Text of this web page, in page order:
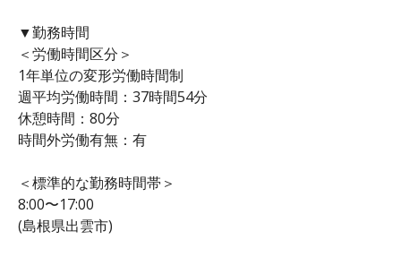
▼勤務時間
＜労働時間区分＞
1年単位の変形労働時間制
週平均労働時間：37時間54分
休憩時間：80分
時間外労働有無：有
＜標準的な勤務時間帯＞
8:00〜17:00
(島根県出雲市)